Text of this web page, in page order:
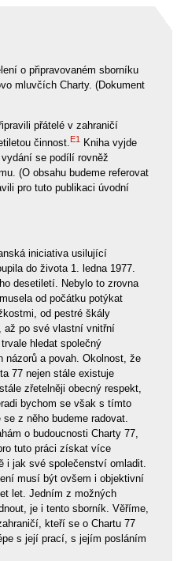
o připravovaném sborníku
mluvčích Charty. (Dokument
přátelé v zahraničí
činnost.E1Kniha vyjde
se podílí rovněž
(O obsahu budeme referovat
pro tuto publikaci úvodní
iniciativa usilující
do života 1. ledna 1977.
desetiletí. Nebylo to zrovna
od počátku potýkat
od pestré škály
až po své vlastní vnitřní
hledat společný
názorů a povah. Okolnost, že
77 nejen stále existuje
zřetelněji obecný respekt,
bychom se však s tímto
z něho budeme radovat.
o budoucnosti Charty 77,
tuto práci získat více
i jak své společenství omladit.
musí být ovšem i objektivní
let. Jedním z možných
je i tento sborník. Věříme,
kteří se o Chartu 77
s její prací, s jejím posláním